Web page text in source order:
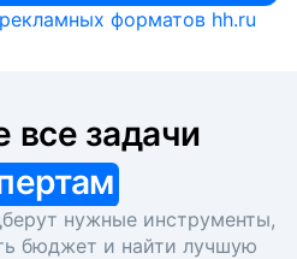
форматов hh.ru
нужные инструменты,
бюджет и найти лучшую